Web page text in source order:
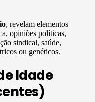
, revelam elementos
opiniões políticas,
sindical, saúde,
ou genéticos.
Idade